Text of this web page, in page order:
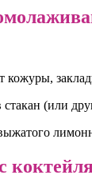
кожуры,
(или